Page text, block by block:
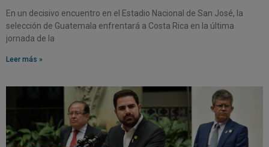
En un decisivo encuentro en el Estadio Nacional de San José, la
selección de Guatemala enfrentará a Costa Rica en la última
jornada de la
Leer más »